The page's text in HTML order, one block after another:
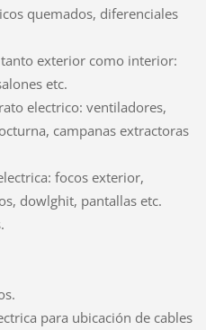
quemados, diferenciales
exterior como interior:
etc.
electrico: ventiladores,
campanas extractoras
focos exterior,
dowlghit, pantallas etc.
para ubicación de cables